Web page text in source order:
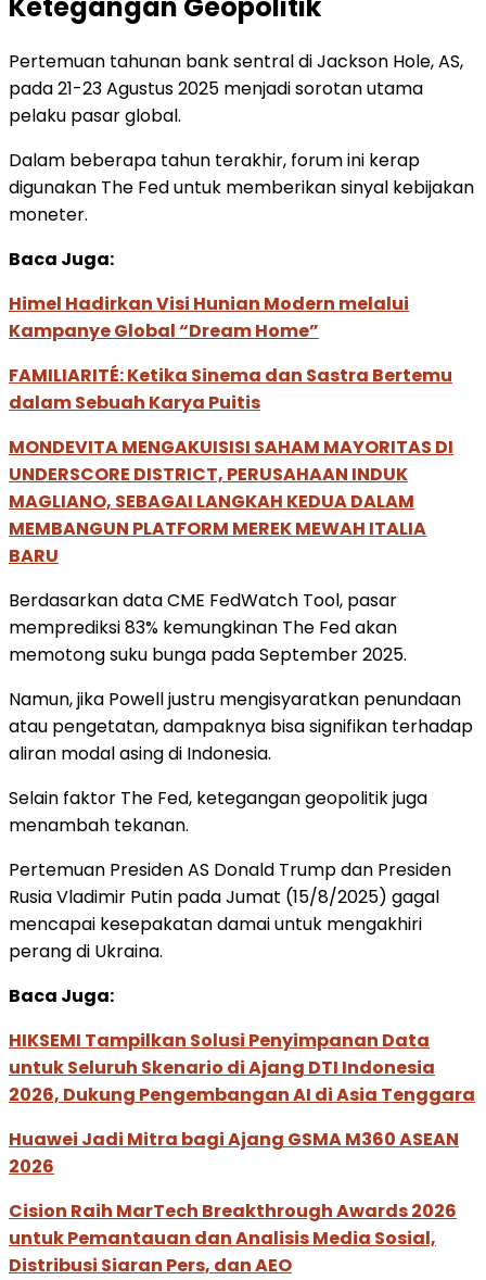
Ketegangan Geopolitik
Pertemuan tahunan bank sentral di Jackson Hole, AS,
pada 21-23 Agustus 2025 menjadi sorotan utama
pelaku pasar global.
Dalam beberapa tahun terakhir, forum ini kerap
digunakan The Fed untuk memberikan sinyal kebijakan
moneter.
Baca Juga:
Himel Hadirkan Visi Hunian Modern melalui
Kampanye Global “Dream Home”
FAMILIARITÉ: Ketika Sinema dan Sastra Bertemu
dalam Sebuah Karya Puitis
MONDEVITA MENGAKUISISI SAHAM MAYORITAS DI
UNDERSCORE DISTRICT, PERUSAHAAN INDUK
MAGLIANO, SEBAGAI LANGKAH KEDUA DALAM
MEMBANGUN PLATFORM MEREK MEWAH ITALIA
BARU
Berdasarkan data CME FedWatch Tool, pasar
memprediksi 83% kemungkinan The Fed akan
memotong suku bunga pada September 2025.
Namun, jika Powell justru mengisyaratkan penundaan
atau pengetatan, dampaknya bisa signifikan terhadap
aliran modal asing di Indonesia.
Selain faktor The Fed, ketegangan geopolitik juga
menambah tekanan.
Pertemuan Presiden AS Donald Trump dan Presiden
Rusia Vladimir Putin pada Jumat (15/8/2025) gagal
mencapai kesepakatan damai untuk mengakhiri
perang di Ukraina.
Baca Juga:
HIKSEMI Tampilkan Solusi Penyimpanan Data
untuk Seluruh Skenario di Ajang DTI Indonesia
2026, Dukung Pengembangan AI di Asia Tenggara
Huawei Jadi Mitra bagi Ajang GSMA M360 ASEAN
2026
Cision Raih MarTech Breakthrough Awards 2026
untuk Pemantauan dan Analisis Media Sosial,
Distribusi Siaran Pers, dan AEO